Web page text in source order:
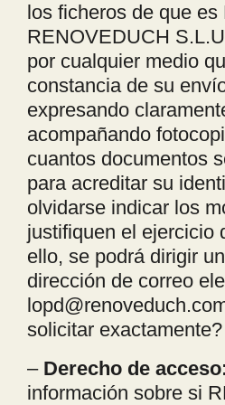
los ficheros de que es
RENOVEDUCH
por cualquier medio
constancia de su
expresando
acompañando
cuantos documentos
para acreditar su
olvidarse indicar los
justifiquen el ejercicio
ello, se podrá dirigir
dirección de correo
solicitar exactamente?
– Derecho de
información sobre si